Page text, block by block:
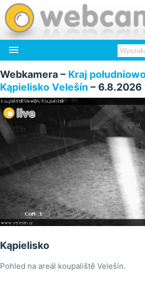

Webkamera – Kraj
Kąpielisko Velešín – 6.8.2026
Kąpielisko
Pohled na areál koupaliště Velešín.